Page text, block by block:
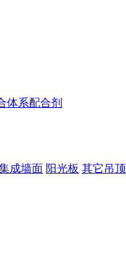
体系配合剂
成墙面 阳光板 其它吊顶